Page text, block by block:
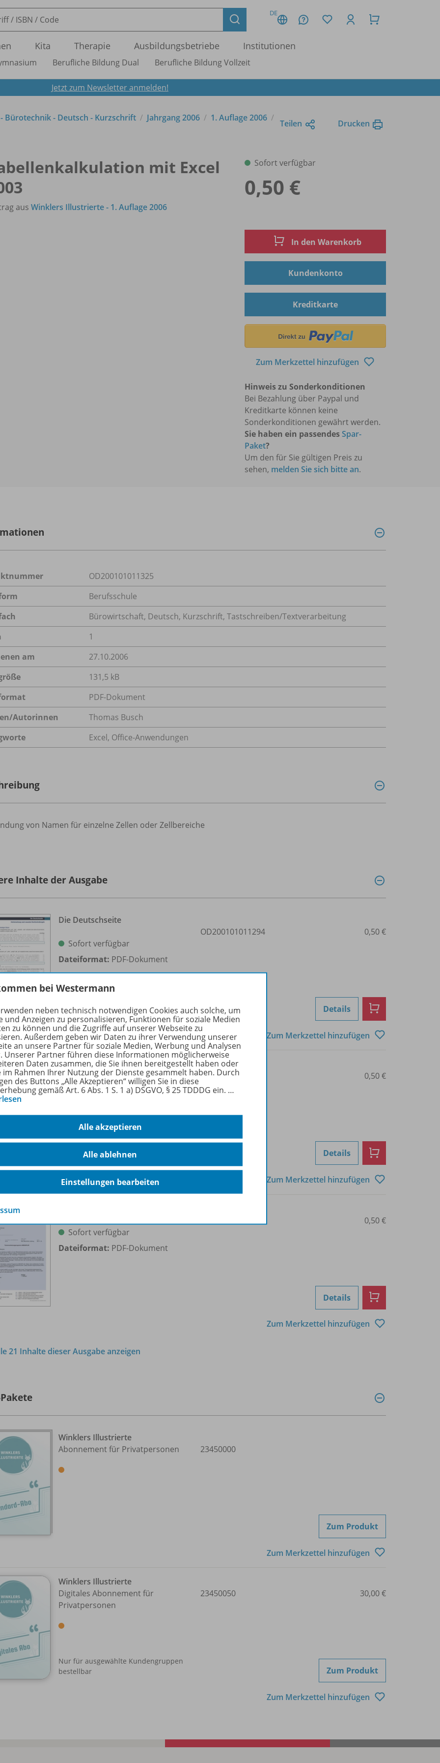
DE
Kita Therapie Ausbildungsbetriebe Institutionen
Berufliche Bildung Dual Berufliche Bildung Vollzeit
Jetzt zum Newsletter anmelden!
- Deutsch - Kurzschrift Jahrgang 2006 1. Auflage 2006
Teilen Drucken
mit Excel
aus Winklers Illustrierte - 1. Auflage 2006
Sofort verfügbar
0,50 €
In den Warenkorb
Kundenkonto
Kreditkarte
Zum Merkzettel hinzufügen
Hinweis zu Sonderkonditionen
Bei Bezahlung über Paypal und
Kreditkarte können keine
Sonderkonditionen gewährt werden.
Sie haben ein passendesSpar-
Paket?
Um den für Sie gültigen Preis zu
sehen, melden Sie sich bitte an.
OD200101011325
Berufsschule
Bürowirtschaft, Deutsch, Kurzschrift, Tastschreiben/Textverarbeitung
1
am
27.10.2006
131,5 kB
PDF-Dokument
Autorinnen
Thomas Busch
Excel, Office-Anwendungen
von Namen für einzelne Zellen oder Zellbereiche
Inhalte der Ausgabe
Die Deutschseite
Sofort verfügbar
Dateiformat: PDF-Dokument
OD200101011294 0,50 €
Details
Zum Merkzettel hinzufügen
Kommunikationstraining: Konflikte
erkennen und lösen (3)
Dateiformat:PDF-Dokument
OD200101011296 0,50 €
Details
Zum Merkzettel hinzufügen
Sofort verfügbar
Dateiformat: PDF-Dokument
0,50 €
Details
Zum Merkzettel hinzufügen
21 Inhalte dieser Ausgabe anzeigen
Winklers Illustrierte
Abonnement für Privatpersonen
23450000
Zum Produkt
Zum Merkzettel hinzufügen
Winklers Illustrierte
Digitales Abonnement für
Privatpersonen
Nur für ausgewählte Kundengruppen
bestellbar
23450050 30,00 €
Zum Produkt
Zum Merkzettel hinzufügen
bei Westermann
neben technisch notwendigen Cookies auch solche, um
und Anzeigen zu personalisieren, Funktionen für soziale Medien
zu können und die Zugriffe auf unserer Webseite zu
Außerdem geben wir Daten zu ihrer Verwendung unserer
an unsere Partner für soziale Medien, Werbung und Analysen
Unserer Partner führen diese Informationen möglicherweise
Daten zusammen, die Sie ihnen bereitgestellt haben oder
im Rahmen Ihrer Nutzung der Dienste gesammelt haben. Durch
des Buttons „Alle Akzeptieren“ willigen Sie in diese
gemäß Art. 6 Abs. 1 S. 1 a) DSGVO, § 25 TDDDG ein. …
Alle akzeptieren
Alle ablehnen
Einstellungen bearbeiten